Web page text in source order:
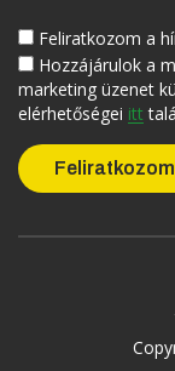
Feliratkozom a
Hozzájárulok a
marketing üzenet
elérhetőségei itt